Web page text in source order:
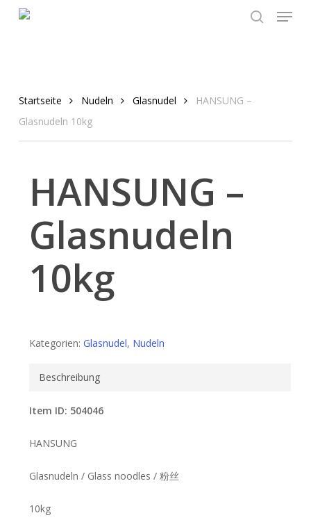
Menu
Startseite Nudeln Glasnudel
HANSUNG –
Glasnudeln 10kg
HANSUNG –
Glasnudeln
10kg
Kategorien: Glasnudel, Nudeln
Beschreibung
Item ID: 504046
HANSUNG
Glasnudeln / Glass noodles / 粉丝
10kg